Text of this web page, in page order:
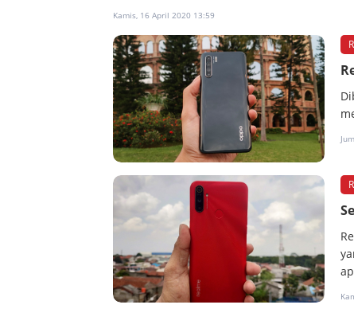
Kamis, 16 April 2020 13:59